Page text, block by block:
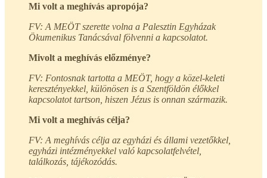
Mi volt a meghívás apropója?
FV: A MEÖT szerette volna a Palesztin Egyházak
Ökumenikus Tanácsával fölvenni a kapcsolatot.
Mivolt a meghívás előzménye?
FV: Fontosnak tartotta a MEÖT, hogy a közel-keleti
keresztényekkel, különösen is a Szentföldön élőkkel
kapcsolatot tartson, hiszen Jézus is onnan származik.
Mi volt a meghívás célja?
FV: A meghívás célja az egyházi és állami vezetőkkel,
egyházi intézményekkel való kapcsolatfelvétel,
találkozás, tájékozódás.